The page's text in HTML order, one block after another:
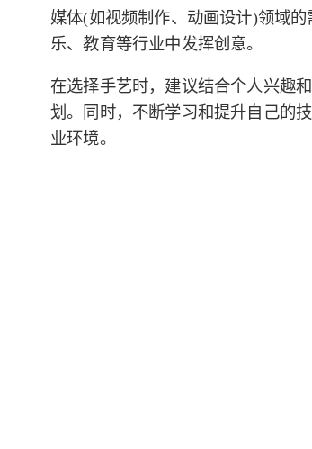
媒体(如视频制作、动画设计)领域
乐、教育等行业中发挥创意。
在选择手艺时，建议结合个人兴趣
划。同时，不断学习和提升自己的
业环境。